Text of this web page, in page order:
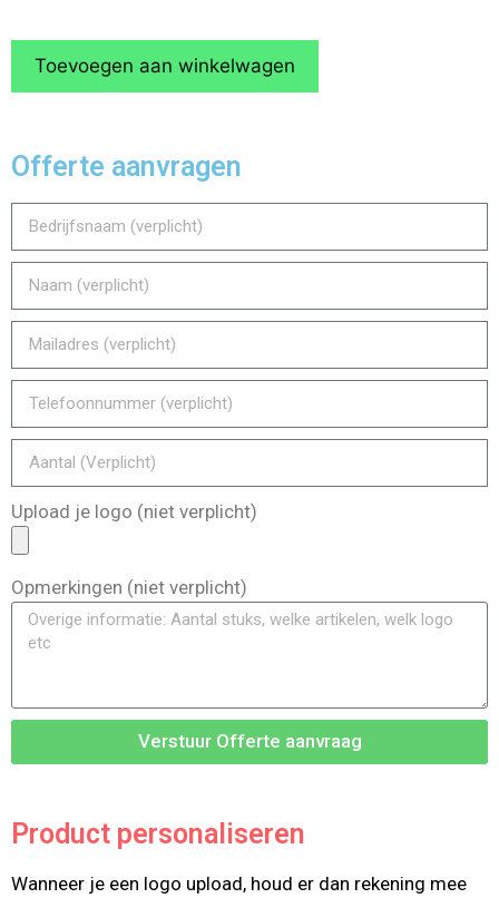
Toevoegen aan winkelwagen
Offerte aanvragen
Upload je logo (niet verplicht)
Opmerkingen (niet verplicht)
Verstuur Offerte aanvraag
Product personaliseren
Wanneer je een logo upload, houd er dan rekening mee